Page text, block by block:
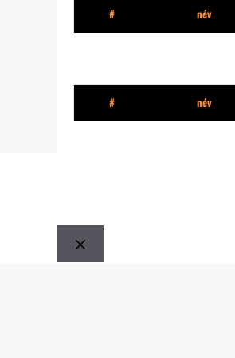
# név
# név
Bezár